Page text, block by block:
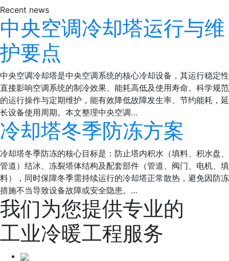
Recent news
中央空调冷却塔运行与维
护要点
中央空调冷却塔是中央空调系统的核心冷却设备，其运行稳定性
直接影响空调系统的制冷效果、能耗高低及使用寿命。科学规范
的运行操作与定期维护，能有效降低故障发生率、节约能耗，延
长设备使用周期。本文整理中央空调…
冷却塔冬季防冻方案
冷却塔冬季防冻的核心目标是：防止塔内积水（填料、积水盘、
管道）结冰、冻裂塔体结构及配套部件（管道、阀门、电机、填
料），同时保障冬季需持续运行的冷却塔正常散热，避免因防冻
措施不当导致设备故障或安全隐患。…
我们为您提供专业的
工业冷暖工程服务